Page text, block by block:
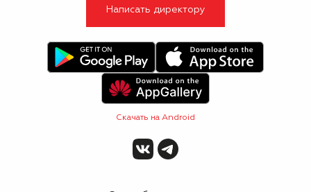
Написать директору
Скачать на Android